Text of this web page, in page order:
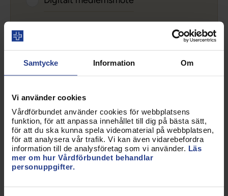
Samtycke Information Om
Vi använder cookies
Vårdförbundet använder cookies för webbplatsens
funktion, för att anpassa innehållet till dig på bästa sätt,
för att du ska kunna spela videomaterial på webbplatsen,
för att analysera vår trafik. Vi kan även vidarebefordra
information till de analysföretag som vi använder. Läs
mer om hur Vårdförbundet behandlar
personuppgifter.
Dina personuppgifter behandlas enligt
gällande dataskyddslagstiftning.